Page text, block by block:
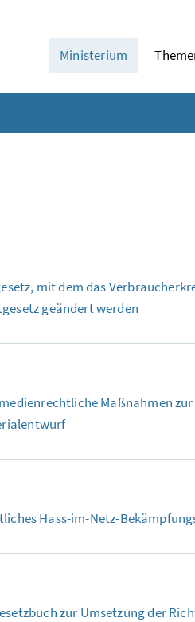
Ministerium
mit dem das
geändert werden
Maßnahmen
Hass-im-Netz-
zur Umsetzung der